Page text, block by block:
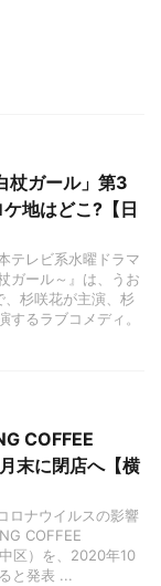
杖ガール」第3
地はどこ?【日
テレビ系水曜ドラマ
ガール～』は、うお
杉咲花が主演、杉
するラブコメディ。
COFFEE
末に閉店へ【横
ロナウイルスの影響
COFFEE
区）を、2020年10
と発表 ...